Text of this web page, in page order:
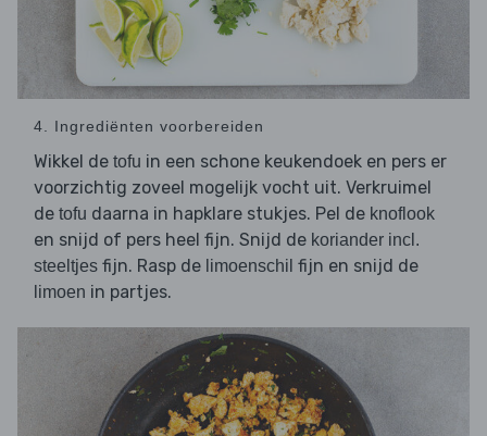
4. Ingrediënten voorbereiden
Wikkel de tofu in een schone keukendoek en pers er
voorzichtig zoveel mogelijk vocht uit. Verkruimel
de tofu daarna in hapklare stukjes. Pel de knoflook
en snijd of pers heel fijn. Snijd de koriander incl.
steeltjes fijn. Rasp de limoenschil fijn en snijd de
limoen in partjes.